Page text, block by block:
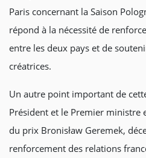
Paris concernant la Saison
répond à la nécessité de
entre les deux pays et de
créatrices.
Un autre point important de
Président et le Premier ministre
du prix Bronisław Geremek,
renforcement des relations